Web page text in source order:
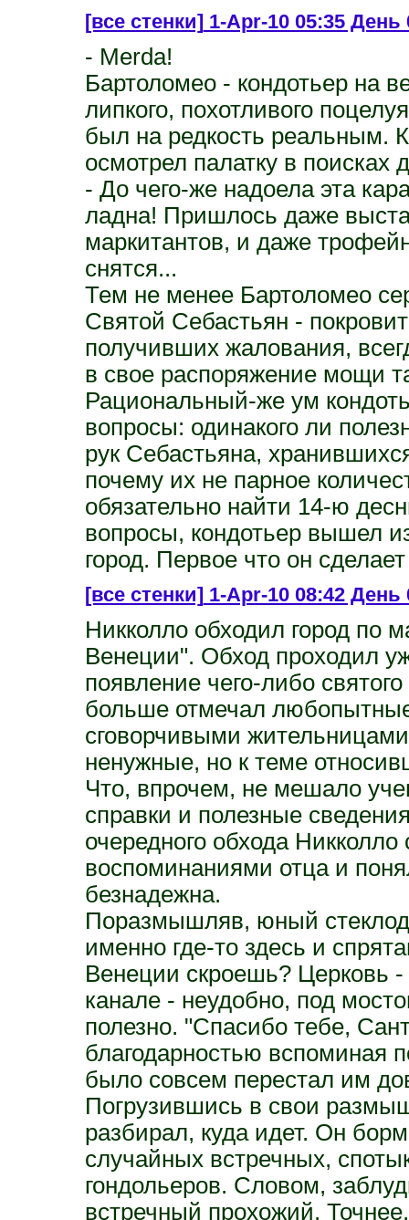
[все стенки]1-Apr-10 05:35 День
- Merda!
Бартоломео - кондотьер на
липкого, похотливого
был на редкость реальным.
осмотрел палатку в поисках
- До чего-же надоела эта
ладна! Пришлось даже
маркитантов, и даже
снятся...
Тем не менее Бартоломео
Святой Себастьян -
получивших жалования,
в свое распоряжение мощи
Рациональный-же ум
вопросы: одинакого ли
рук Себастьяна,
почему их не парное
обязательно найти 14-ю
вопросы, кондотьер вышел
город. Первое что он
[все стенки]1-Apr-10 08:42 День
Никколло обходил город по
Венеции". Обход проходил
появление чего-либо
больше отмечал
сговорчивыми
ненужные, но к теме
Что, впрочем, не мешало
справки и полезные
очередного обхода
воспоминаниями отца и
безнадежна.
Поразмышляв, юный
именно где-то здесь и
Венеции скроешь? Церковь
канале - неудобно, под
полезно. "Спасибо тебе,
благодарностью вспоминая
было совсем перестал им
Погрузившись в свои
разбирал, куда идет. Он
случайных встречных,
гондольеров. Словом,
встречный прохожий.